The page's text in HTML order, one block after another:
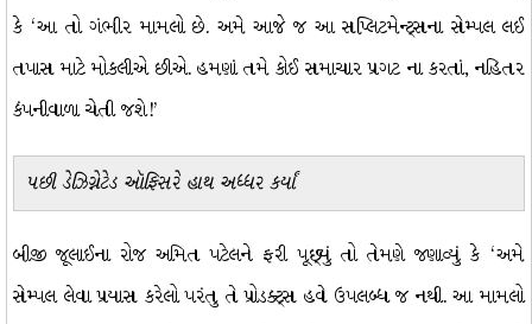
કે ‘આ તો ગંભીર મામલો છે. અમે આજે જ આ સપ્લિટમેન્ટ્સના સેમ્પલ લઈ
તપાસ માટે મોકલીએ છીએ. હમણાં તમે કોઈ સમાચાર પ્રગટ ના કરતાં, નહિતર
કંપનીવાળા ચેતી જશે!’
પછી ડેઝિગ્નેટેડ ઑફિસરે હાથ અધ્ધર કર્યાં
બીજી જૂલાઈના રોજ અમિત પટેલને ફરી પૂછ્યું તો તેમણે જણાવ્યું કે ‘અમે
સેમ્પલ લેવા પ્રયાસ કરેલો પરંતુ તે પ્રોડક્ટ્સ હવે ઉપલબ્ધ જ નથી. આ મામલો